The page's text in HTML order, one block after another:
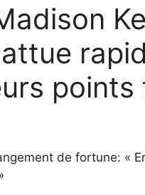
points
de fortune: «